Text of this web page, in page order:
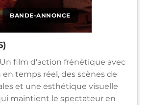
BANDE-ANNONCE
Un film d'action frénétique avec
temps réel, des scènes de
et une esthétique visuelle
maintient le spectateur en